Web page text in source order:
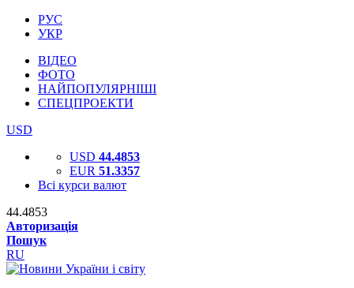
РУС
УКР
ВІДЕО
ФОТО
НАЙПОПУЛЯРНІШІ
СПЕЦПРОЕКТИ
USD
USD 44.4853
EUR 51.3357
Всі курси валют
44.4853
Авторизація
Пошук
RU